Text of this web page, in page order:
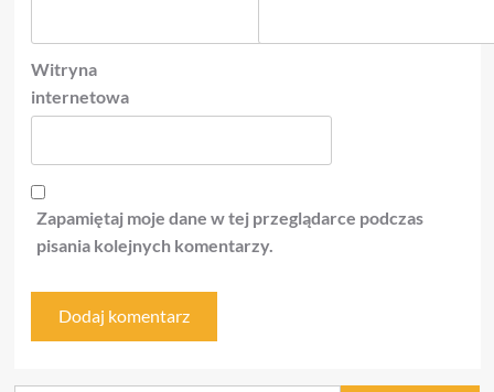
Witryna
internetowa
Zapamiętaj moje dane w tej przeglądarce podczas
pisania kolejnych komentarzy.